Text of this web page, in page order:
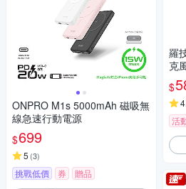
ONPRO M1s 5000mAh 磁吸無
線急速行動電源
$699
5 (3)
挑戰低價 券 贈品
羅技
克
$
活